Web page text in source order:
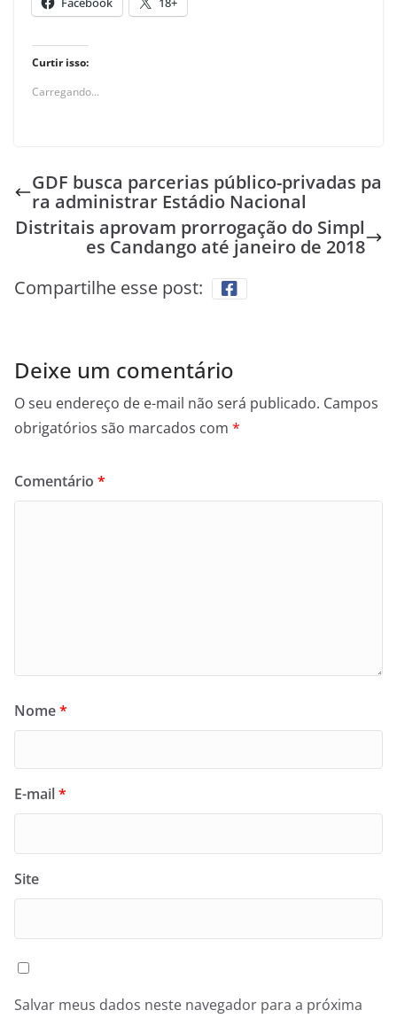
Curtir isso:
Carregando...
GDF busca parcerias público-privadas pa
ra administrar Estádio Nacional
Distritais aprovam prorrogação do Simpl
es Candango até janeiro de 2018
Compartilhe esse post:
Deixe um comentário
O seu endereço de e-mail não será publicado. Campos
obrigatórios são marcados com *
Comentário *
Nome*
E-mail*
Site
Salvar meus dados neste navegador para a próxima